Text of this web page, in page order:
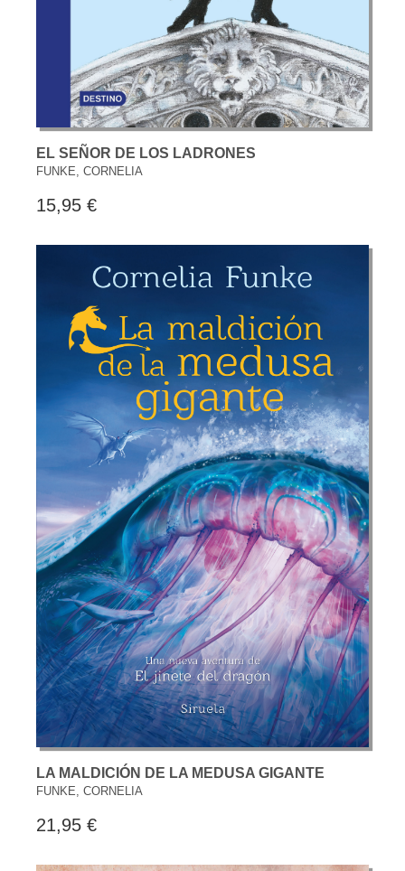
EL SEÑOR DE LOS LADRONES
FUNKE, CORNELIA
15,95 €
LA MALDICIÓN DE LA MEDUSA GIGANTE
FUNKE, CORNELIA
21,95 €